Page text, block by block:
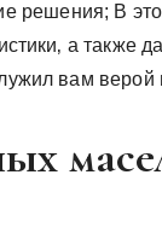
решения; В
а также
вам верой